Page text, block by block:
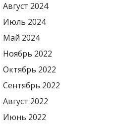
Август 2024
Июль 2024
Май 2024
Ноябрь 2022
Октябрь 2022
Сентябрь 2022
Август 2022
Июнь 2022